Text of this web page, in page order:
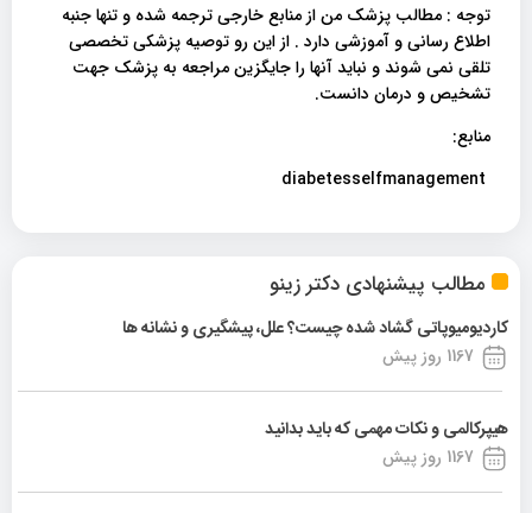
مطالب پیشنهادی دکتر زینو
کاردیومیوپاتی گشاد شده چیست؟ علل، پیشگیری و نشانه ها
1167 روز پیش
هیپرکالمی و نکات مهمی که باید بدانید
1167 روز پیش
توجه : مطالب پزشک من از منابع خارجی ترجمه شده و تنها جنبه
اطلاع رسانی و آموزشی دارد . از این رو توصیه پزشکی تخصصی
تلقی نمی شوند و نباید آنها را جایگزین مراجعه به پزشک جهت
تشخیص و درمان دانست.
منابع: